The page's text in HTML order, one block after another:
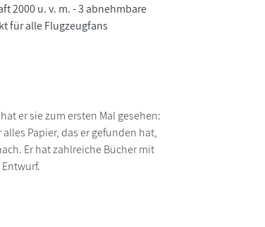
2000 u. v. m. - 3 abnehmbare
für alle Flugzeugfans
er sie zum ersten Mal gesehen:
Papier, das er gefunden hat,
Er hat zahlreiche Bücher mit